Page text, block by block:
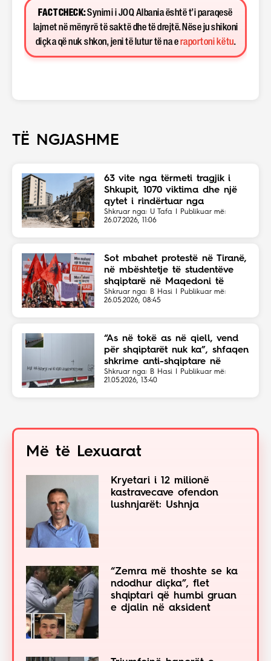
FACT CHECK:Synimi i JOQ Albania është t’i paraqesë
lajmet në mënyrë të saktë dhe të drejtë. Nëse ju shikoni
diçka që nuk shkon, jeni të lutur të na e raportoni këtu.
TË NGJASHME
63 vite nga tërmeti tragjik i
Shkupit, 1070 viktima dhe një
qytet i rindërtuar nga
solidariteti botëror
Shkruar nga: U Tafa | Publikuar më:
26.07.2026, 11:06
Sot mbahet protestë në Tiranë,
në mbështetje të studentëve
shqiptarë në Maqedoni të
Veriut
Shkruar nga: B Hasi | Publikuar më:
26.05.2026, 08:45
“As në tokë as në qiell, vend
për shqiptarët nuk ka”, shfaqen
shkrime anti-shqiptare në
Shkup
Shkruar nga: B Hasi | Publikuar më:
21.05.2026, 13:40
Më të Lexuarat
Kryetari i 12 milionë
kastravecave ofendon
lushnjarët: Ushnja
“Zemra më thoshte se ka
ndodhur diçka”, flet
shqiptari që humbi gruan
e djalin në aksident